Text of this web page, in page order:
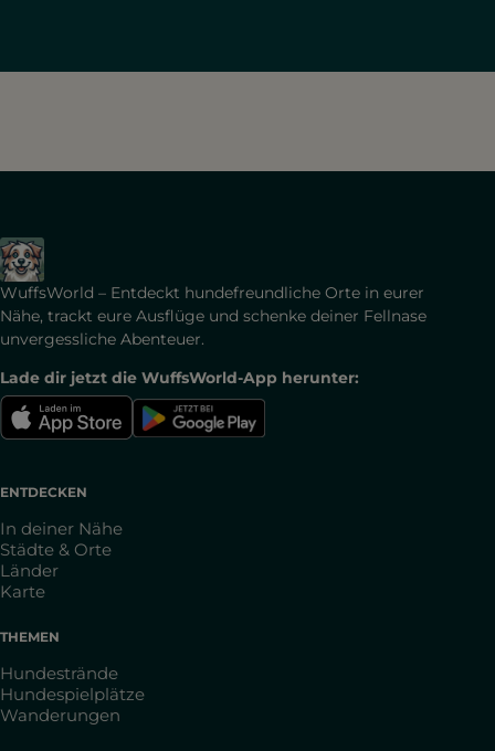
WuffsWorld – Entdeckt hundefreundliche Orte in eurer
Nähe, trackt eure Ausflüge und schenke deiner Fellnase
unvergessliche Abenteuer.
Lade dir jetzt die WuffsWorld-App herunter:
ENTDECKEN
In deiner Nähe
Städte & Orte
Länder
Karte
THEMEN
Hundestrände
Hundespielplätze
Wanderungen